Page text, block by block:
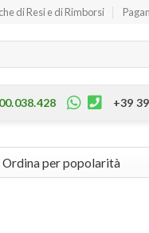
di Resi e di Rimborsi
+39